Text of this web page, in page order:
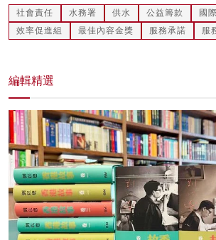
社會責任 水務署 供水 公益籌款
國
效率促進組
最佳內容金獎 服務承諾 服
編輯精選